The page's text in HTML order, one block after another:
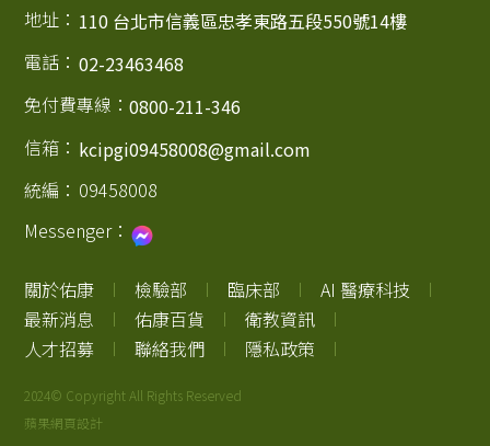
地址： 110 台北市信義區忠孝東路五段550號14樓
電話： 02-23463468
免付費專線：0800-211-346
信箱： kcipgi09458008@gmail.com
統編： 09458008
Messenger：
關於佑康 檢驗部 臨床部
AI 醫療科技
最新消息
佑康百貨
衛教資訊
人才招募
聯絡我們 隱私政策
2024© Copyright All Rights Reserved
蘋果網頁設計